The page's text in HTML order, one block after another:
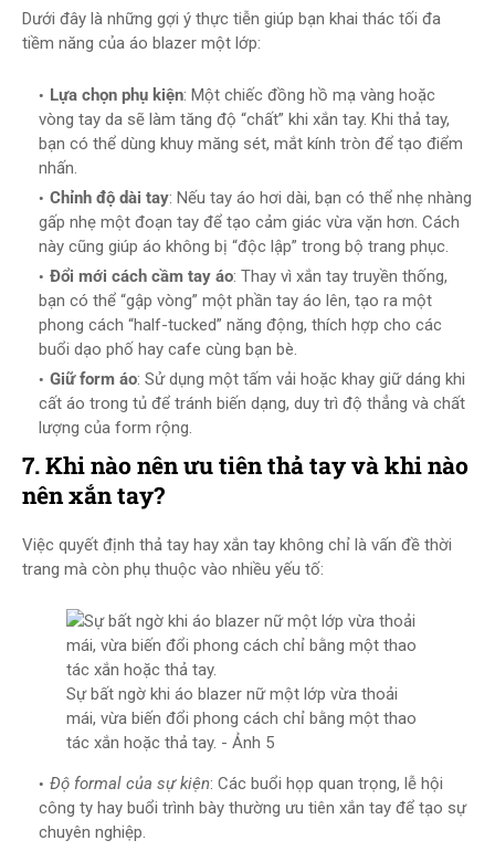
Dưới đây là những gợi ý thực tiễn giúp bạn khai thác tối đa
tiềm năng của áo blazer một lớp:
Lựa chọn phụ kiện: Một chiếc đồng hồ mạ vàng hoặc
vòng tay da sẽ làm tăng độ “chất” khi xắn tay. Khi thả tay,
bạn có thể dùng khuy măng sét, mắt kính tròn để tạo điểm
nhấn.
Chỉnh độ dài tay: Nếu tay áo hơi dài, bạn có thể nhẹ nhàng
gấp nhẹ một đoạn tay để tạo cảm giác vừa vặn hơn. Cách
này cũng giúp áo không bị “độc lập” trong bộ trang phục.
Đổi mới cách cầm tay áo: Thay vì xắn tay truyền thống,
bạn có thể “gập vòng” một phần tay áo lên, tạo ra một
phong cách “half-tucked” năng động, thích hợp cho các
buổi dạo phố hay cafe cùng bạn bè.
Giữ form áo: Sử dụng một tấm vải hoặc khay giữ dáng khi
cất áo trong tủ để tránh biến dạng, duy trì độ thẳng và chất
lượng của form rộng.
7. Khi nào nên ưu tiên thả tay và khi nào
nên xắn tay?
Việc quyết định thả tay hay xắn tay không chỉ là vấn đề thời
trang mà còn phụ thuộc vào nhiều yếu tố:
Sự bất ngờ khi áo blazer nữ một lớp vừa thoải
mái, vừa biến đổi phong cách chỉ bằng một thao
tác xắn hoặc thả tay. - Ảnh 5
Độ formal của sự kiện: Các buổi họp quan trọng, lễ hội
công ty hay buổi trình bày thường ưu tiên xắn tay để tạo sự
chuyên nghiệp.